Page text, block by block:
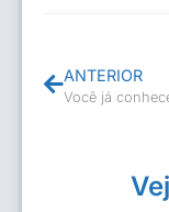
ANTERIOR